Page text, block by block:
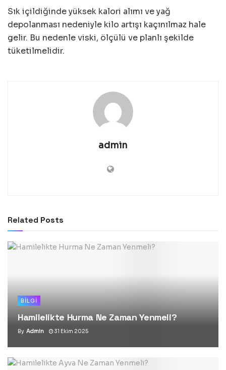
Sık içildiğinde yüksek kalori alımı ve yağ
depolanması nedeniyle kilo artışı kaçınılmaz hale
gelir. Bu nedenle viski, ölçülü ve planlı şekilde
tüketilmelidir.
admin
Related Posts
BILGI
Hamilelikte Hurma Ne Zaman Yenmeli?
By Admin 31 Ekim 2025